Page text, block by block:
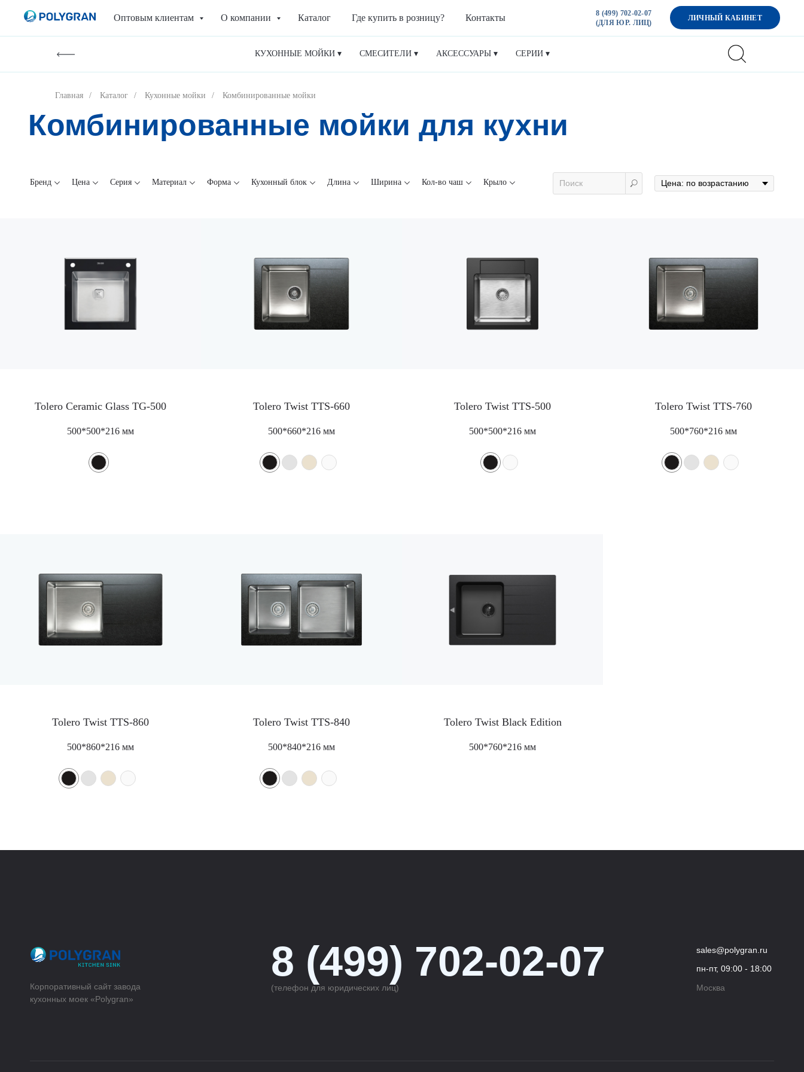
Оптовым клиентам О компании Каталог Где купить в розницу? Контакты
8 (499) 702-02-07
(ДЛЯ ЮР. ЛИЦ)
ЛИЧНЫЙ КАБИНЕТ
КУХОННЫЕ МОЙКИ ▾ СМЕСИТЕЛИ ▾ АКСЕССУАРЫ ▾ СЕРИИ ▾
Главная / Каталог / Кухонные мойки / Комбинированные мойки
Комбинированные мойки для кухни
Бренд Цена Серия Материал Форма Кухонный блок Длина Ширина Кол-во чаш Крыло
Tolero Ceramic Glass TG-500
500*500*216 мм
Tolero Twist TTS-660
500*660*216 мм
Tolero Twist TTS-500
500*500*216 мм
Tolero Twist TTS-760
500*760*216 мм
Tolero Twist TTS-860
500*860*216 мм
Tolero Twist TTS-840
500*840*216 мм
Tolero Twist Black Edition
500*760*216 мм
8 (499) 702-02-07 sales@polygran.ru
(телефон для юридических лиц)
пн-пт, 09:00 - 18:00
Москва
Корпоративный сайт завода
кухонных моек «Polygran»